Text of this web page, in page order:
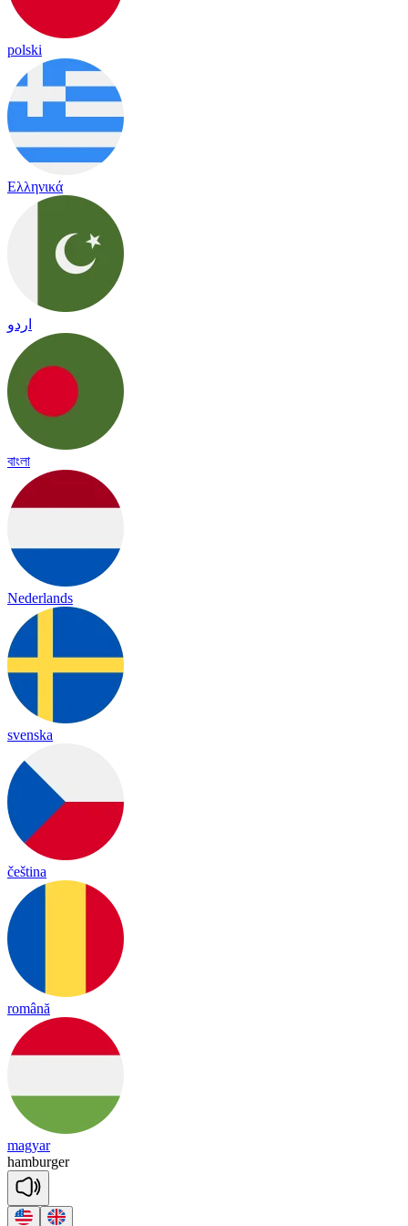
polski
Ελληνικά
اردو
বাংলা
Nederlands
svenska
čeština
română
magyar
hamburger